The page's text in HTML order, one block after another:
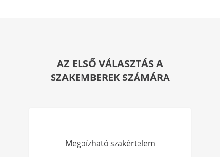
AZ ELSŐ VÁLASZTÁS A
SZAKEMBEREK SZÁMÁRA
Megbízható szakértelem